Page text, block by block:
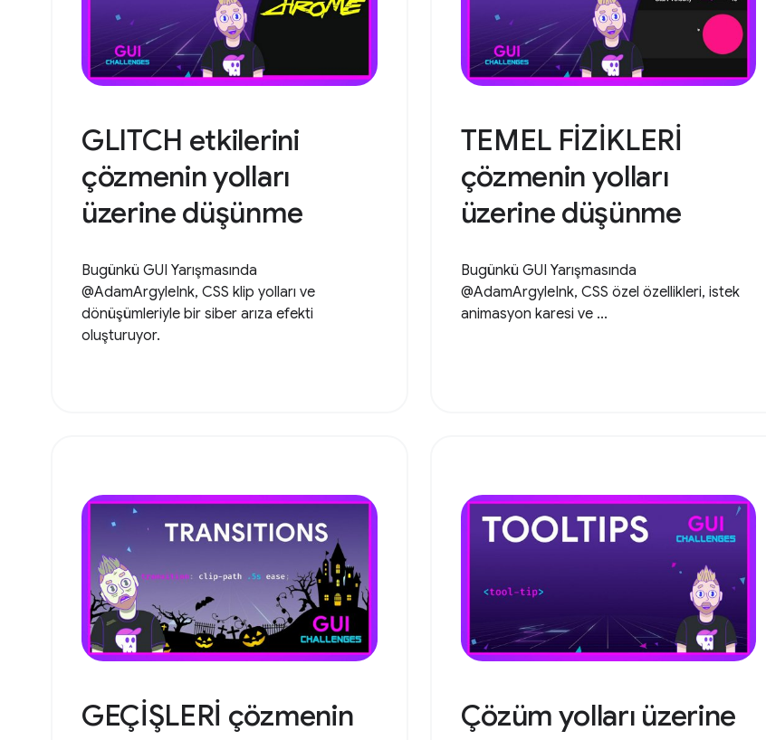
GLITCH etkilerini
çözmenin yolları
üzerine düşünme
Bugünkü GUI Yarışmasında
@AdamArgyleInk, CSS klip yolları ve
dönüşümleriyle bir siber arıza efekti
oluşturuyor.
TEMEL FİZİKLERİ
çözmenin yolları
üzerine düşünme
Bugünkü GUI Yarışmasında
@AdamArgyleInk, CSS özel özellikleri, istek
animasyon karesi ve ...
GEÇİŞLERİ çözmenin
Çözüm yolları üzerine